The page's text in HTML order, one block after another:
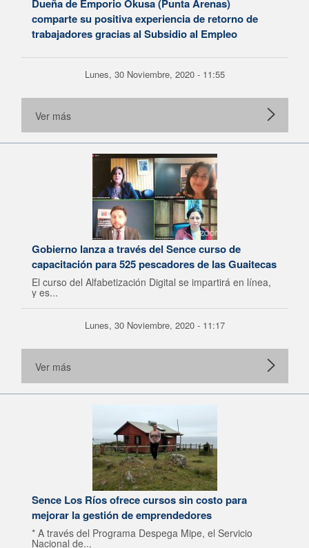
Dueña de Emporio Okusa (Punta Arenas)
comparte su positiva experiencia de retorno de
trabajadores gracias al Subsidio al Empleo
Lunes, 30 Noviembre, 2020 - 11:55
Ver más
Gobierno lanza a través del Sence curso de
capacitación para 525 pescadores de las Guaitecas
El curso del Alfabetización Digital se impartirá en línea,
y es...
Lunes, 30 Noviembre, 2020 - 11:17
Ver más
Sence Los Ríos ofrece cursos sin costo para
mejorar la gestión de emprendedores
* A través del Programa Despega Mipe, el Servicio
Nacional de...